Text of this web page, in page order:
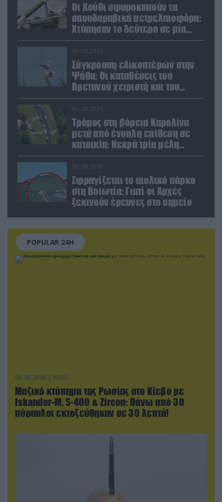
Οι Χούθι σφυροκοπούν τα
σαουδαραβικά πετρελαιοφόρα:
Χτύπησαν το δεύτερο σε μία
ημέρα στην Ερυθρά Θάλασσα
Σύγκρουση ελικοπτέρων στην
Ψάθα: Οι καταθέσεις του
Βρετανού χειριστή και του
Έλληνα πιλότου από το δεύτερο
Τρόμος στη βόρεια Καρολίνα
μετά από ένοπλη επίθεση σε
κατοικία: Νεκρά τρία μέλη
οικογένειας – 4 οι τραυματίες
Σφραγίζεται το αιολικό πάρκο
στη Βοιωτία: Γιατί οι Αρχές
ξεκινούν έρευνες στο σημείο
POPULAR 24H
05.08.2026 | 08:02
Μαζικό κτύπημα της Ρωσίας στο Κίεβο με
Iskander-Μ, S-400 & Zircon: Πάνω από 30
πύραυλοι εκτοξεύθηκαν σε 30 λεπτά!